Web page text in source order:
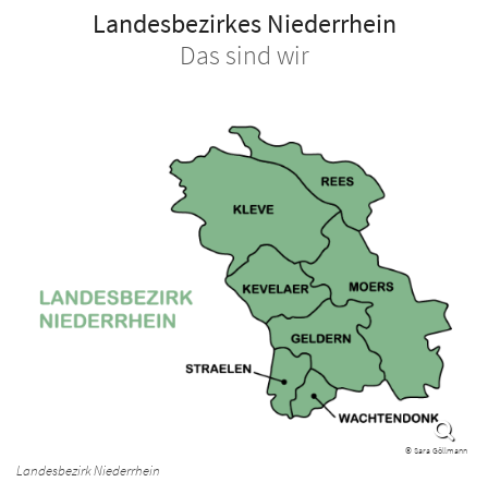
Landesbezirkes Niederrhein
Das sind wir
© Sara Göllmann
Landesbezirk Niederrhein